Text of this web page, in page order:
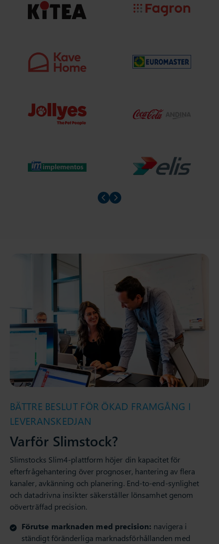
Prev slider
Prev slider
BÄTTRE BESLUT FÖR ÖKAD FRAMGÅNG I
LEVERANSKEDJAN
Varför Slimstock?
Slimstocks Slim4-plattform höjer din kapacitet för
efterfrågehantering över prognoser, hantering av flera
kanaler, avkänning och planering. End-to-end-synlighet
och datadrivna insikter säkerställer lönsamhet genom
oöverträffad precision.
Förutse marknaden med precision: navigera i
ständigt föränderliga marknadsförhållanden med